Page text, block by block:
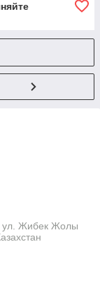
ул. Жибек Жолы